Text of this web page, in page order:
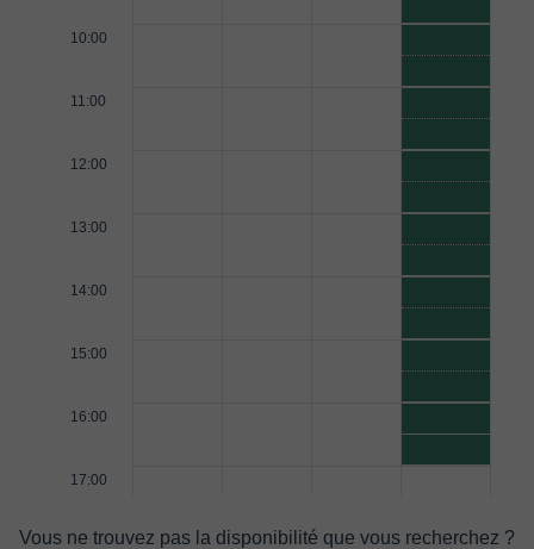
10:00
11:00
12:00
13:00
14:00
15:00
16:00
17:00
Vous ne trouvez pas la disponibilité que vous recherchez ?